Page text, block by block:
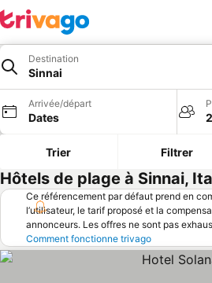
Destination
Sinnai
Arrivée/départ
Dates
Trier Filtrer
Hôtels de plage à Sinnai,
Ce référencement par défaut prend en
l’utilisateur, le tarif proposé et la
annonceurs. Les offres ne sont pas
Comment fonctionne trivago